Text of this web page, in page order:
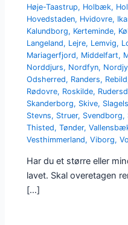
Høje-Taastrup, Holbæk,
Hovedstaden, Hvidovre,
Kalundborg, Kerteminde,
Langeland, Lejre, Lemvig,
Mariagerfjord, Middelfart,
Norddjurs, Nordfyn,
Odsherred, Randers, Rebild
Rødovre, Roskilde,
Skanderborg, Skive,
Stevns, Struer, Svendborg,
Thisted,Tønder,
Vesthimmerland,Viborg,
Har du et større eller
lavet. Skal overetagen
[…]